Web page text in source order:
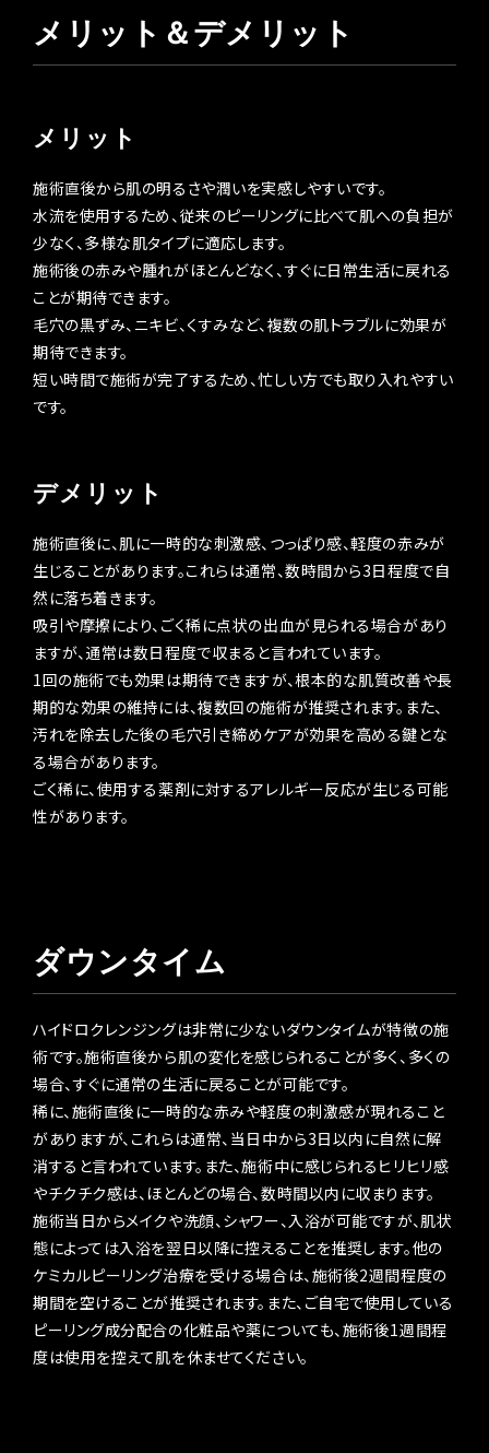
メリット＆デメリット
メリット
施術直後から肌の明るさや潤いを実感しやすいです。
水流を使用するため、従来のピーリングに比べて肌への負担が
少なく、多様な肌タイプに適応します。
施術後の赤みや腫れがほとんどなく、すぐに日常生活に戻れる
ことが期待できます。
毛穴の黒ずみ、ニキビ、くすみなど、複数の肌トラブルに効果が
期待できます。
短い時間で施術が完了するため、忙しい方でも取り入れやすい
です。
デメリット
施術直後に、肌に一時的な刺激感、つっぱり感、軽度の赤みが
生じることがあります。これらは通常、数時間から3日程度で自
然に落ち着きます。
吸引や摩擦により、ごく稀に点状の出血が見られる場合があり
ますが、通常は数日程度で収まると言われています。
1回の施術でも効果は期待できますが、根本的な肌質改善や長
期的な効果の維持には、複数回の施術が推奨されます。また、
汚れを除去した後の毛穴引き締めケアが効果を高める鍵とな
る場合があります。
ごく稀に、使用する薬剤に対するアレルギー反応が生じる可能
性があります。
ダウンタイム
ハイドロクレンジングは非常に少ないダウンタイムが特徴の施
術です。施術直後から肌の変化を感じられることが多く、多くの
場合、すぐに通常の生活に戻ることが可能です。
稀に、施術直後に一時的な赤みや軽度の刺激感が現れること
がありますが、これらは通常、当日中から3日以内に自然に解
消すると言われています。また、施術中に感じられるヒリヒリ感
やチクチク感は、ほとんどの場合、数時間以内に収まります。
施術当日からメイクや洗顔、シャワー、入浴が可能ですが、肌状
態によっては入浴を翌日以降に控えることを推奨します。他の
ケミカルピーリング治療を受ける場合は、施術後2週間程度の
期間を空けることが推奨されます。また、ご自宅で使用している
ピーリング成分配合の化粧品や薬についても、施術後1週間程
度は使用を控えて肌を休ませてください。